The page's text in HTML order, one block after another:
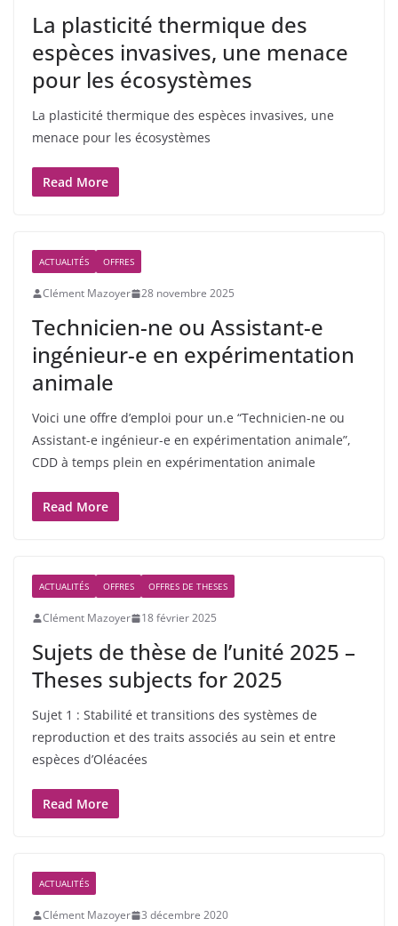
La plasticité thermique des
espèces invasives, une menace
pour les écosystèmes
La plasticité thermique des espèces invasives, une
menace pour les écosystèmes
Read More
ACTUALITÉS OFFRES
Clément Mazoyer 28 novembre 2025
Technicien-ne ou Assistant-e
ingénieur-e en expérimentation
animale
Voici une offre d’emploi pour un.e “Technicien-ne ou
Assistant-e ingénieur-e en expérimentation animale”,
CDD à temps plein en expérimentation animale
Read More
ACTUALITÉS OFFRES OFFRES DE THESES
Clément Mazoyer 18 février 2025
Sujets de thèse de l’unité 2025 –
Theses subjects for 2025
Sujet 1 : Stabilité et transitions des systèmes de
reproduction et des traits associés au sein et entre
espèces d’Oléacées
Read More
ACTUALITÉS
Clément Mazoyer 3 décembre 2020